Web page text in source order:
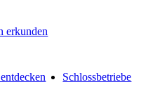
erkunden
Schlossbetriebe